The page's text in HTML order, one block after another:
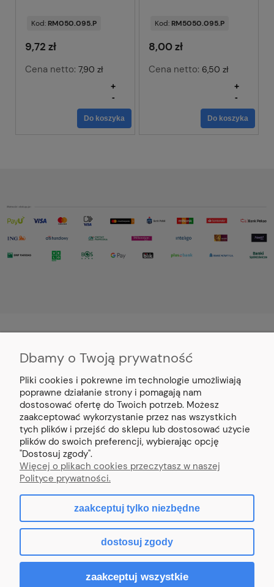
Kod: RM050.095.P
9,72 zł
Cena netto:7,90 zł
-
+
Do koszyka
Kod: RM5050.095.P
8,00 zł
Cena netto: 6,50 zł
-
+
Do koszyka
MOJE KONTO
PŁATNOŚCI I DOSTAWA
INFORMACJE
O NAS
Sklep internetowy Shoper.pl
Dbamy o Twoją prywatność
Pliki cookies i pokrewne im technologie umożliwiają
poprawne działanie strony i pomagają nam
dostosować ofertę do Twoich potrzeb. Możesz
zaakceptować wykorzystanie przez nas wszystkich
tych plików i przejść do sklepu lub dostosować użycie
plików do swoich preferencji, wybierając opcję
"Dostosuj zgody".
Więcej o plikach cookies przeczytasz w naszej
Polityce prywatności.
zaakceptuj tylko niezbędne
dostosuj zgody
zaakceptuj wszystkie